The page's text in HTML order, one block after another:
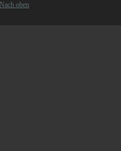
Nach oben